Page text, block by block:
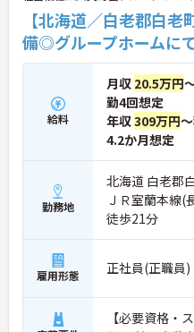
【北海道／白老郡白
備◎グループホームに
給料
月収 20.5万円
勤4回想定
年収309万円
4.2か月想定
勤務地
北海道 白老郡
ＪＲ室蘭本線(
徒歩21分
雇用形態 正社員(正職員)
【必要資格・